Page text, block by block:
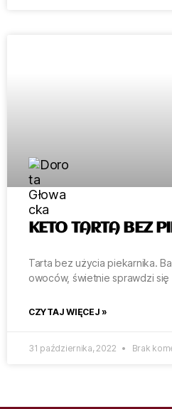
KETO TARTA BEZ
Tarta bez użycia piekarnika.
owoców, świetnie sprawdzi
CZYTAJ WIĘCEJ »
31 października, 2022 Brak